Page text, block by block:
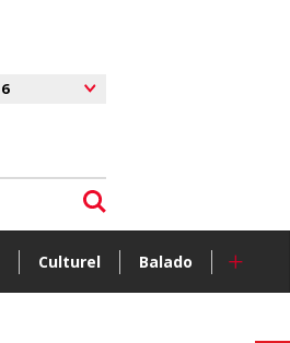
Culturel Balado +